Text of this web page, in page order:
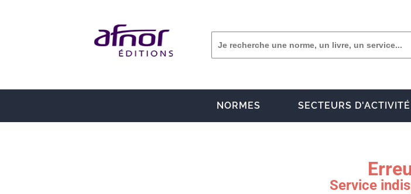
NORMES SECTEURS D'ACTIVITÉ
Service